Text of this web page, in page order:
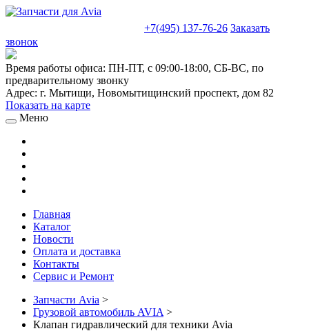
+7(495) 137-76-26 Заказать
звонок
Время работы офиса: ПН-ПТ, с 09:00-18:00, СБ-ВС, по
предварительному звонку
Адрес: г. Мытищи, Новомытищинский проспект, дом 82
Показать на карте
Меню
Главная
Каталог
Новости
Оплата и доставка
Контакты
Сервис и Ремонт
Запчасти Avia >
Грузовой автомобиль AVIA >
Клапан гидравлический для техники Avia